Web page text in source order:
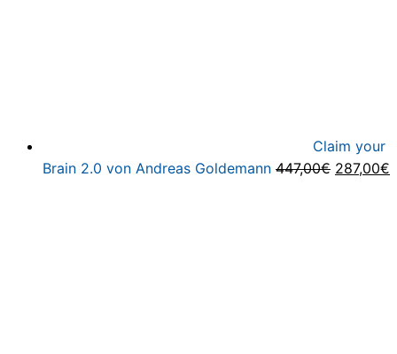
Claim your
Brain 2.0 von Andreas Goldemann 447,00€ 287,00€